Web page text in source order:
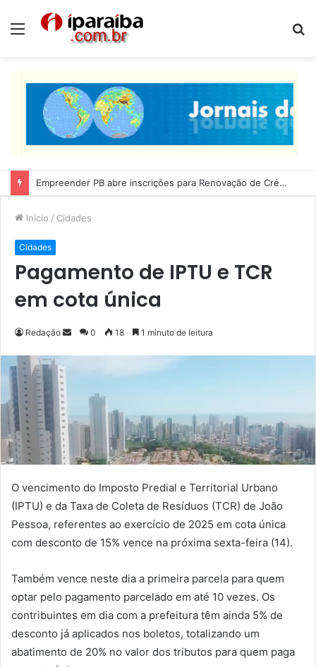
Menu
Lucas Ribeiro inspeciona obras da última etapa do Centro de Convenções
Início / Cidades
Cidades
Pagamento de IPTU e TCR
em cota única
Redação
-
m
a
0 18 1 minuto de leitura
O vencimento do Imposto Predial e Territorial Urbano
(IPTU) e da Taxa de Coleta de Resíduos (TCR) de João
Pessoa, referentes ao exercício de 2025 em cota única
com desconto de 15% vence na próxima sexta-feira (14).
Também vence neste dia a primeira parcela para quem
optar pelo pagamento parcelado em até 10 vezes. Os
contribuintes em dia com a prefeitura têm ainda 5% de
desconto já aplicados nos boletos, totalizando um
abatimento de 20% no valor dos tributos para quem paga